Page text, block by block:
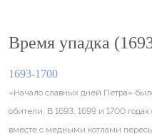
Время упадка
1693-1700
«Начало славных дней Петра»
обители. В 1693, 1699 и 1700
вместе с медными котлами